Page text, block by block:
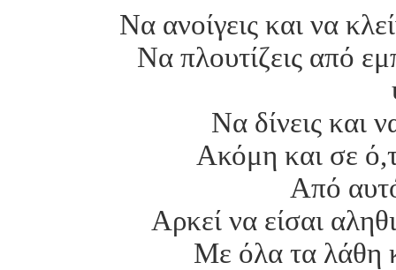
Να ανοίγεις και να
Να πλουτίζεις από
Να δίνεις και
Ακόμη και σε
Από
Αρκεί να είσαι
Με όλα τα λάθη